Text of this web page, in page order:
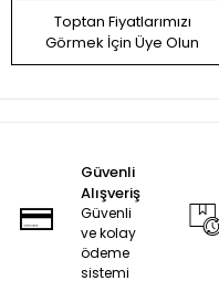
Toptan Fiyatlarımızı
Görmek İçin Üye Olun
Güvenli
Alışveriş
Güvenli
ve kolay
ödeme
sistemi